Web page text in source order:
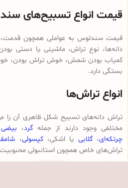
قیمت انواع تسبیح‌های
قیمت سندلوس به عواملی همچون
دانه‌ها، نوع تراش، ماشینی یا دستی
کمیاب بودن شمش، خوش تراش بودن، خوش
بستگی دارد.
انواع تراش‌ها
تراش دانه‌های تسبیح شکل ظاهری آن را
مختلفی وجود دارند از جمله گرد، بیضی
چرتکه‌ای،گلابی یا اشکی،کپسولی،
تراش‌های خاص همچون استانبولی محبوبیت